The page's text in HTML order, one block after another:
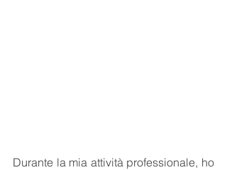
Durante la mia attività professionale, ho